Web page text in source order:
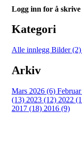
Logg inn for å
Kategori
Alle innlegg Bilder (2)
Arkiv
Mars 2026 (6)
(13) 2023 (12) 2022
2017 (18) 2016 (9)